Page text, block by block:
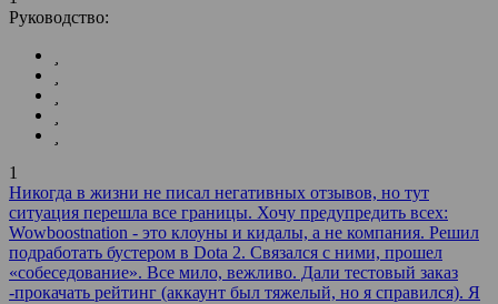
Руководство:
1
Никогда в жизни не писал негативных отзывов, но тут
ситуация перешла все границы. Хочу предупредить всех:
Wowboostnation - это клоуны и кидалы, а не компания. Решил
подработать бустером в Dota 2. Связался с ними, прошел
«собеседование». Все мило, вежливо. Дали тестовый заказ
-прокачать рейтинг (аккаунт был тяжелый, но я справился). Я